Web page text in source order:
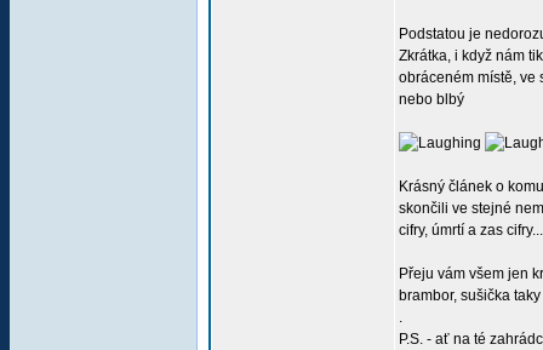
Podstatou je
Zkrátka, i když nám
obráceném místě, ve
nebo blbý
Krásný článek o
skončili ve stejné
cifry, úmrtí a zas
Přeju vám všem jen
brambor, sušička
.
P.S. - ať na té